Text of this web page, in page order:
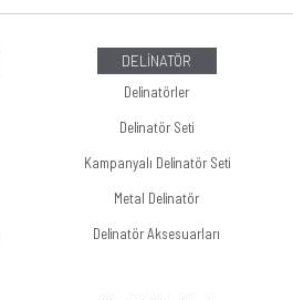
DELİNATÖR
Delinatörler
Delinatör Seti
Kampanyalı Delinatör Seti
Metal Delinatör
Delinatör Aksesuarları